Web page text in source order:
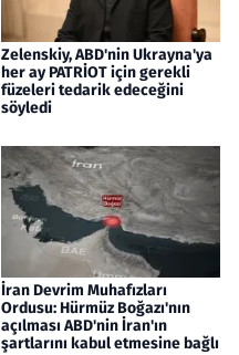
Zelenskiy, ABD'nin Ukrayna'ya
her ay PATRİOT için gerekli
füzeleri tedarik edeceğini
söyledi
İran Devrim Muhafızları
Ordusu: Hürmüz Boğazı'nın
açılması ABD'nin İran'ın
şartlarını kabul etmesine bağlı